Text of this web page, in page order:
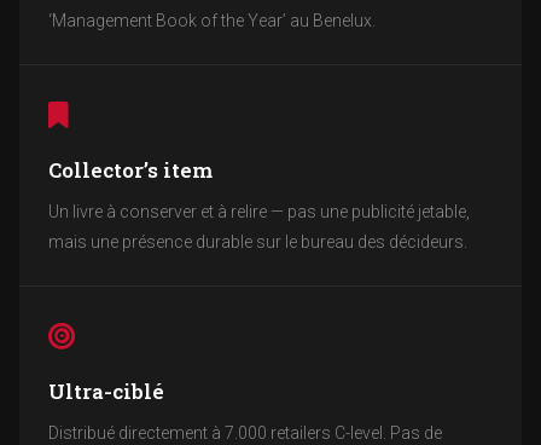
‘Management Book of the Year’ au Benelux.
Collector’s item
Un livre à conserver et à relire — pas une publicité jetable,
mais une présence durable sur le bureau des décideurs.
Ultra-ciblé
Distribué directement à 7.000 retailers C-level. Pas de